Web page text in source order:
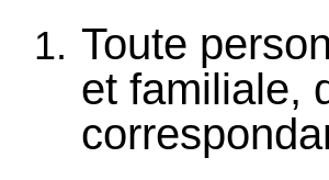
Toute
et familiale,